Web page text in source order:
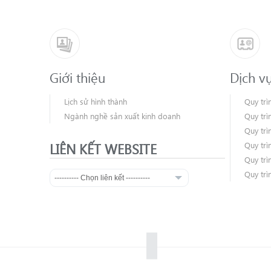
Giới thiệu
Lịch sử hình thành
Ngành nghề sản xuất kinh doanh
LIÊN KẾT WEBSITE
Dịch
Quy
Quy
Quy
Quy
Quy
Quy